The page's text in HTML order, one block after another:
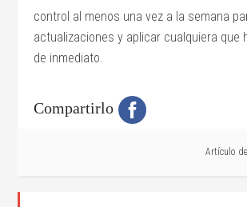
control al menos una vez a la semana
actualizaciones y aplicar cualquiera que
de inmediato.
Compartirlo
Artículo de